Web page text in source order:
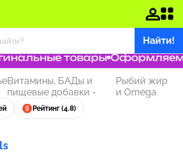
Найти!
товары Оформляем
Витамины, БАДы и
пищевые добавки -
Рыбий жир
и Omega
Рейтинг (4.8)